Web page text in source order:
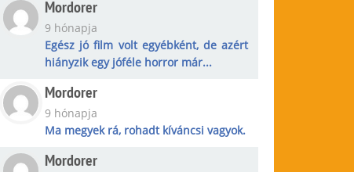
Mordorer
9 hónapja
Egész jó film volt egyébként, de azért
hiányzik egy jóféle horror már...
Mordorer
9 hónapja
Ma megyek rá, rohadt kíváncsi vagyok.
Mordorer